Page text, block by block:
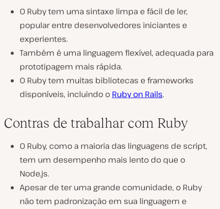
O Ruby tem uma sintaxe limpa e fácil de ler,
popular entre desenvolvedores iniciantes e
experientes.
Também é uma linguagem flexível, adequada para
prototipagem mais rápida.
O Ruby tem muitas bibliotecas e frameworks
disponíveis, incluindo o Ruby on Rails.
Contras de trabalhar com Ruby
O Ruby, como a maioria das linguagens de script,
tem um desempenho mais lento do que o
Node.js.
Apesar de ter uma grande comunidade, o Ruby
não tem padronização em sua linguagem e